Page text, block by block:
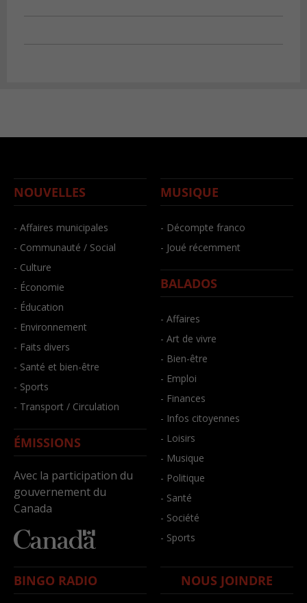
NOUVELLES
- Affaires municipales
- Communauté / Social
- Culture
- Économie
- Éducation
- Environnement
- Faits divers
- Santé et bien-être
- Sports
- Transport / Circulation
ÉMISSIONS
Avec la participation du
gouvernement du
Canada
MUSIQUE
- Décompte franco
- Joué récemment
BALADOS
- Affaires
- Art de vivre
- Bien-être
- Emploi
- Finances
- Infos citoyennes
- Loisirs
- Musique
- Politique
- Santé
- Société
- Sports
BINGO RADIO NOUS JOINDRE